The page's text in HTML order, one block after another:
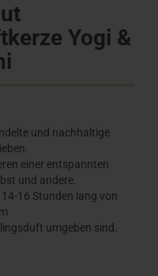
Yogi &
und nachhaltige
einer entspannten
und andere.
16 Stunden lang von
umgeben sind.